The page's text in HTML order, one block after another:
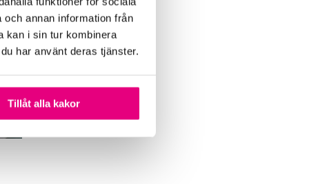
annan information från
kan i sin tur kombinera
har använt deras tjänster.
Tillåt alla kakor